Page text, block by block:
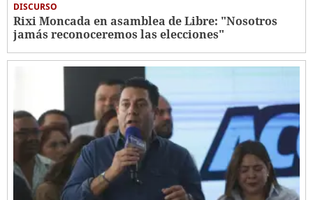
DISCURSO
Rixi Moncada en asamblea de Libre: "Nosotros
jamás reconoceremos las elecciones"